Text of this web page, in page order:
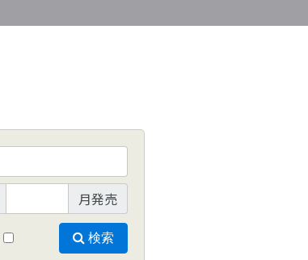
月発売
検索